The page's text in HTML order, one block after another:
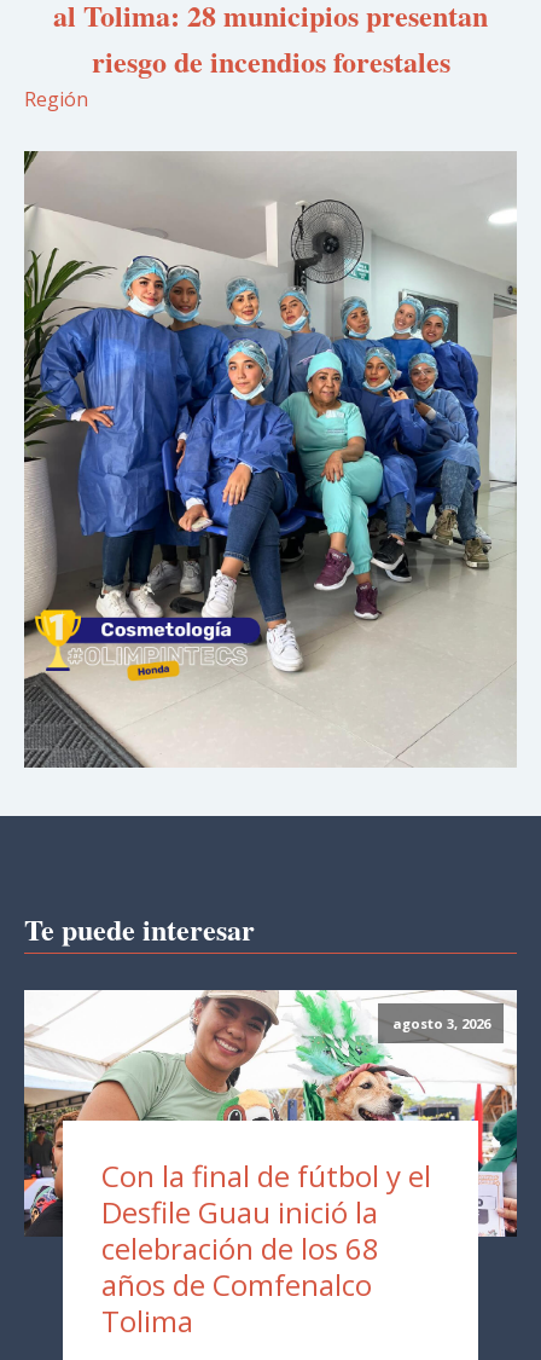
al Tolima: 28 municipios presentan
riesgo de incendios forestales
Región
Te puede interesar
agosto 3, 2026
Con la final de fútbol y el
Desfile Guau inició la
celebración de los 68
años de Comfenalco
Tolima